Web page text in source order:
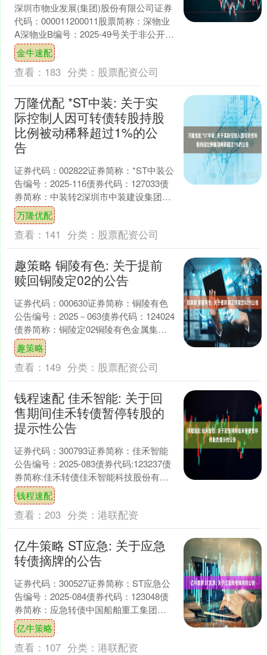
深圳市物业发展(集团)股份有限公司证券
代码：000011200011股票简称：深物业
A深物业B编号：2025-49号关于非公开发
行公司债券获得深圳证券交易所挂牌....
金牛速配
查看： 183 分类： 股票配资公司
万隆优配 *ST中装: 关于实
际控制人因可转债转股持股
比例被动稀释超过1%的公
告
证券代码：002822证券简称：*ST中装公
告编号：2025-116债券代码：127033债
券简称：中装转2深圳市中装建设集团股
份有限公司关于实际控制人因可转债....
万隆优配
查看： 141 分类： 股票配资公司
趣策略 铜陵有色: 关于提前
赎回铜陵定02的公告
证券代码：000630证券简称：铜陵有色
公告编号：2025－063债券代码：124024
债券简称：铜陵定02铜陵有色金属集团
股份有限公司关于提前赎回铜陵定02
的....
趣策略
查看： 149 分类： 股票配资公司
钱程速配 佳禾智能: 关于回
售期间佳禾转债暂停转股的
提示性公告
证券代码：300793证券简称：佳禾智能
公告编号：2025-083债券代码:123237债
券简称:佳禾转债佳禾智能科技股份有限
公司关于回售期间“佳禾转债”暂停转....
钱程速配
查看： 203 分类： 港联配资
亿牛策略 ST应急: 关于应急
转债摘牌的公告
证券代码：300527证券简称：ST应急公
告编号：2025-084债券代码：123048债
券简称：应急转债中国船舶重工集团应
急预警与救援装备股份有限公司关
于“应....
亿牛策略
查看： 107 分类： 港联配资